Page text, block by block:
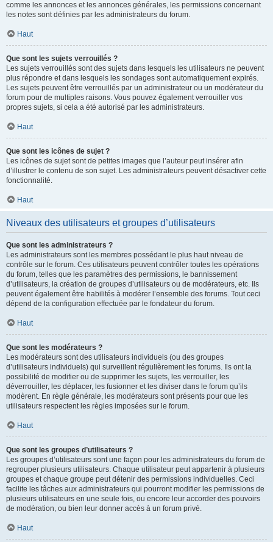
comme les annonces et les annonces générales, les permissions concernant
les notes sont définies par les administrateurs du forum.
Haut
Que sont les sujets verrouillés ?
Les sujets verrouillés sont des sujets dans lesquels les utilisateurs ne peuvent
plus répondre et dans lesquels les sondages sont automatiquement expirés.
Les sujets peuvent être verrouillés par un administrateur ou un modérateur du
forum pour de multiples raisons. Vous pouvez également verrouiller vos
propres sujets, si cela a été autorisé par les administrateurs.
Haut
Que sont les icônes de sujet ?
Les icônes de sujet sont de petites images que l’auteur peut insérer afin
d’illustrer le contenu de son sujet. Les administrateurs peuvent désactiver cette
fonctionnalité.
Haut
Niveaux des utilisateurs et groupes d’utilisateurs
Que sont les administrateurs ?
Les administrateurs sont les membres possédant le plus haut niveau de
contrôle sur le forum. Ces utilisateurs peuvent contrôler toutes les opérations
du forum, telles que les paramètres des permissions, le bannissement
d’utilisateurs, la création de groupes d’utilisateurs ou de modérateurs, etc. Ils
peuvent également être habilités à modérer l’ensemble des forums. Tout ceci
dépend de la configuration effectuée par le fondateur du forum.
Haut
Que sont les modérateurs ?
Les modérateurs sont des utilisateurs individuels (ou des groupes
d’utilisateurs individuels) qui surveillent régulièrement les forums. Ils ont la
possibilité de modifier ou de supprimer les sujets, les verrouiller, les
déverrouiller, les déplacer, les fusionner et les diviser dans le forum qu’ils
modèrent. En règle générale, les modérateurs sont présents pour que les
utilisateurs respectent les règles imposées sur le forum.
Haut
Que sont les groupes d’utilisateurs ?
Les groupes d’utilisateurs sont une façon pour les administrateurs du forum de
regrouper plusieurs utilisateurs. Chaque utilisateur peut appartenir à plusieurs
groupes et chaque groupe peut détenir des permissions individuelles. Ceci
facilite les tâches aux administrateurs qui pourront modifier les permissions de
plusieurs utilisateurs en une seule fois, ou encore leur accorder des pouvoirs
de modération, ou bien leur donner accès à un forum privé.
Haut